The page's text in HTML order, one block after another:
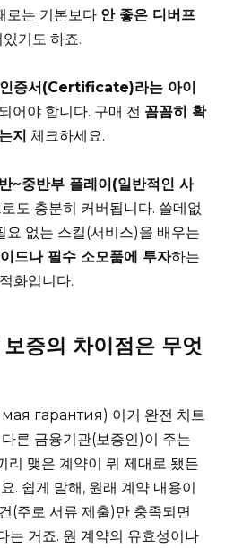
로는 기본보다 안 좋은 디버프
기도 하죠.
인증서(Certificate)라는 아이
되어야 합니다. 구매 전 꼼꼼히 확
지 체크하세요.
~중반부 플레이(일반적인 사
도 충분히 커버됩니다. 쓸데없
요 없는 스킬(서비스)을 배우는
드나 필수 소모품에 투자하는
화입니다.
증의 차이점은 무엇
гарантия) 이거 완전 치트
른 금융기관(보증인)이 주는
리 맺은 계약이 뭐 제대로 됐든
. 쉽게 말해, 원래 계약 내용이
(주로 서류 제출)만 충족되면
는 거죠. 원 계약의 유효성이나